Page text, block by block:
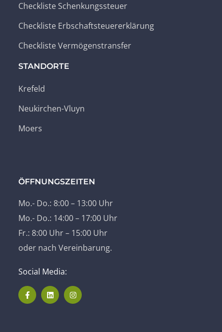
Checkliste Schenkungssteuer
Checkliste Erbschaftsteuererklärung
Checkliste Vermögenstransfer
STANDORTE
Krefeld
Neukirchen-Vluyn
Moers
ÖFFNUNGSZEITEN
Mo.- Do.: 8:00 – 13:00 Uhr
Mo.- Do.: 14:00 – 17:00 Uhr
Fr.: 8:00 Uhr – 15:00 Uhr
oder nach Vereinbarung.
Social Media: